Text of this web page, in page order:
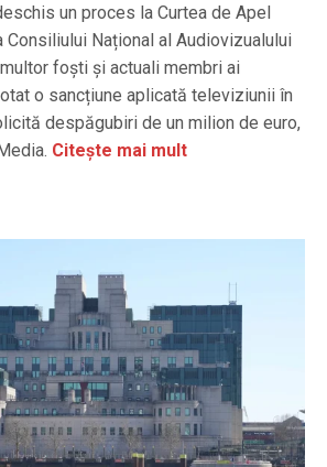
un proces la Curtea de Apel
Consiliului Național al Audiovizualului
foști și actuali membri ai
o sancțiune aplicată televiziunii în
despăgubiri de un milion de euro,
Citește mai mult